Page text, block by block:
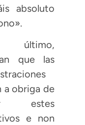
absoluto
último,
que las
a obriga de
estes
e non